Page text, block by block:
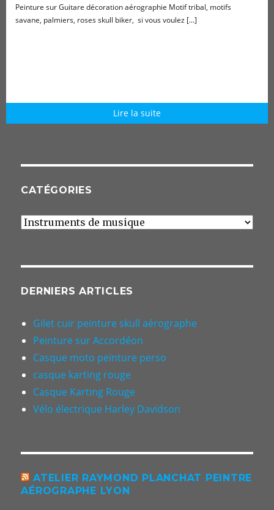
Peinture sur Guitare décoration aérographie Motif tribal, motifs
savane, palmiers, roses skull biker, si vous voulez [...]
Lire la suite
CATÉGORIES
Catégories
DERNIERS ARTICLES
Gilet cuir peinture skull aérographe
Peinture sur Accordéon
Casque moto peinture perso
casque karting rouge
Casque Karting Rouge
Vélo électrique Harley Davidson
ATELIER RAYMOND PLANCHAT PEINTRE
AÉROGRAPHE LYON